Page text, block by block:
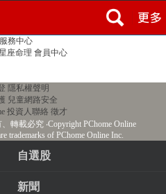
服務中心
座命理 會員中心
隱私權聲明
兒童網路安全
投資人聯絡 徵才
、轉載必究‧Copyright PChome Online
trademarks of PChome Online Inc.
自選股
新聞